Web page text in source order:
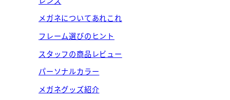
メガネについてあれこれ
フレーム選びのヒント
スタッフの商品レビュー
パーソナルカラー
メガネグッズ紹介